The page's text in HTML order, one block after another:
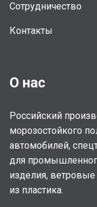
Сотрудничество
Контакты
О нас
Российский
морозостойкого
автомобилей,
для
изделия, ветровые
из пластика.